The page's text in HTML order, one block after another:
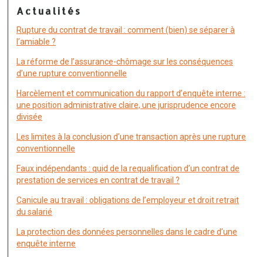
Actualités
Rupture du contrat de travail : comment (bien) se séparer à
l’amiable ?
La réforme de l’assurance-chômage sur les conséquences
d’une rupture conventionnelle
Harcèlement et communication du rapport d’enquête interne :
une position administrative claire, une jurisprudence encore
divisée
Les limites à la conclusion d’une transaction après une rupture
conventionnelle
Faux indépendants : quid de la requalification d’un contrat de
prestation de services en contrat de travail ?
Canicule au travail : obligations de l’employeur et droit retrait
du salarié
La protection des données personnelles dans le cadre d’une
enquête interne